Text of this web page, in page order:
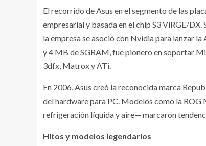
El recorrido de Asus en el segmento de las
empresarial y basada en el chip S3 ViRGE/
la empresa se asoció con Nvidia para lanzar
y 4 MB de SGRAM, fue pionero en soportar
3dfx, Matrox y ATi.
En 2006, Asus creó la reconocida marca
del hardware para PC. Modelos como la
refrigeración líquida y aire— marcaron
Hitos y modelos legendarios